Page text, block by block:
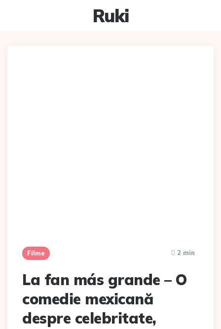
Ruki
Filme
La fan más grande – O
comedie mexicană
despre celebritate,
2 min